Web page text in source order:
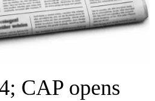
CAP opens